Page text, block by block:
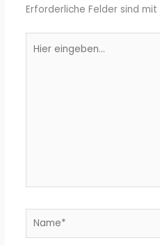
Erforderliche Felder sind mit
eingeben…
Name*